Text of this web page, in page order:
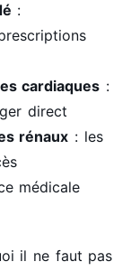
:
cardiaques :
direct
rénaux : les
médicale
il ne faut pas